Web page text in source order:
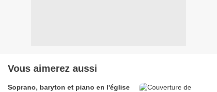
Vous aimerez aussi
Soprano, baryton et piano en l'église